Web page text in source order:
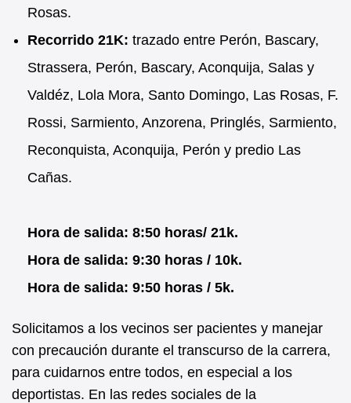
Rosas.
Recorrido 21K: trazado entre Perón, Bascary,
Strassera, Perón, Bascary, Aconquija, Salas y
Valdéz, Lola Mora, Santo Domingo, Las Rosas, F.
Rossi, Sarmiento, Anzorena, Pringlés, Sarmiento,
Reconquista, Aconquija, Perón y predio Las
Cañas.
Hora de salida: 8:50 horas/ 21k.
Hora de salida: 9:30 horas / 10k.
Hora de salida: 9:50 horas / 5k.
Solicitamos a los vecinos ser pacientes y manejar
con precaución durante el transcurso de la carrera,
para cuidarnos entre todos, en especial a los
deportistas. En las redes sociales de la